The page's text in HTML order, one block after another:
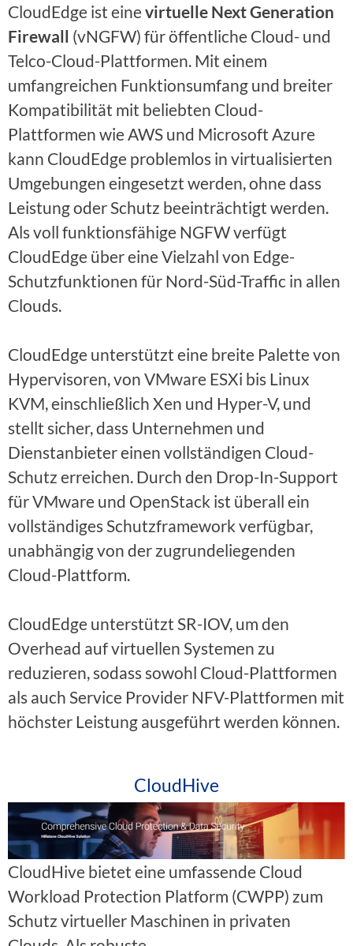
CloudEdge ist einevirtuelle Next Generation
Firewall (vNGFW) für öffentliche Cloud- und
Telco-Cloud-Plattformen. Mit einem
umfangreichen Funktionsumfang und breiter
Kompatibilität mit beliebten Cloud-
Plattformen wie AWS und Microsoft Azure
kann CloudEdge problemlos in virtualisierten
Umgebungen eingesetzt werden, ohne dass
Leistung oder Schutz beeinträchtigt werden.
Als voll funktionsfähige NGFW verfügt
CloudEdge über eine Vielzahl von Edge-
Schutzfunktionen für Nord-Süd-Traffic in allen
Clouds.
CloudEdge unterstützt eine breite Palette von
Hypervisoren, von VMware ESXi bis Linux
KVM, einschließlich Xen und Hyper-V, und
stellt sicher, dass Unternehmen und
Dienstanbieter einen vollständigen Cloud-
Schutz erreichen. Durch den Drop-In-Support
für VMware und OpenStack ist überall ein
vollständiges Schutzframework verfügbar,
unabhängig von der zugrundeliegenden
Cloud-Plattform.
CloudEdge unterstützt SR-IOV, um den
Overhead auf virtuellen Systemen zu
reduzieren, sodass sowohl Cloud-Plattformen
als auch Service Provider NFV-Plattformen mit
höchster Leistung ausgeführt werden können.
CloudHive
CloudHive bietet eine umfassende Cloud
Workload Protection Platform (CWPP) zum
Schutz virtueller Maschinen in privaten